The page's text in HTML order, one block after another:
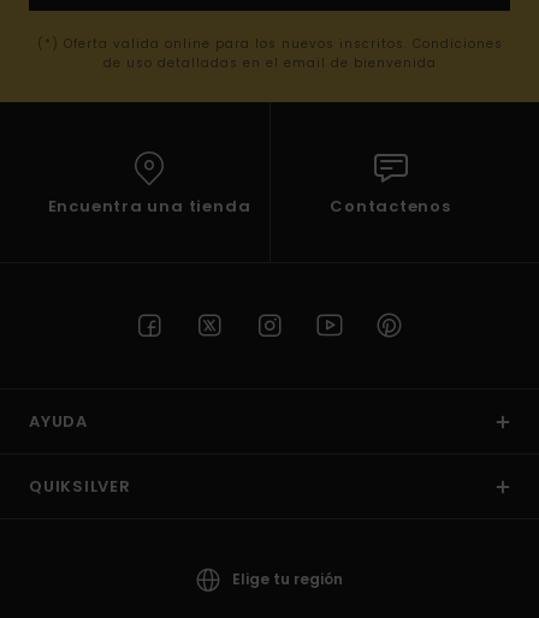
(*) Oferta valida online para los nuevos inscritos. Condiciones
de uso detalladas en el email de bienvenida
Encuentra una tienda Contactenos
AYUDA
QUIKSILVER
Elige tu región